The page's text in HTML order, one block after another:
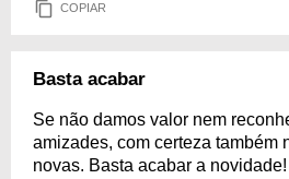
COPIAR
Basta acabar
Se não damos valor nem
amizades, com certeza também
novas. Basta acabar a novidade!